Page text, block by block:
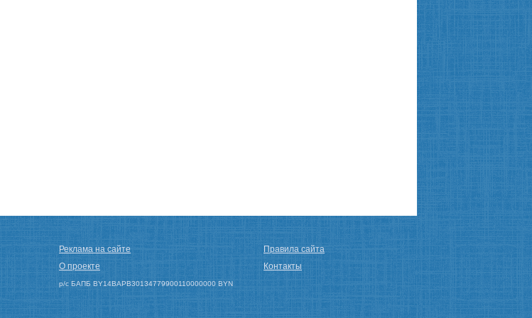
Реклама на сайте
О проекте
р/с БАПБ BY14BAPB30134779900110000000 BYN
Правила сайта
Контакты